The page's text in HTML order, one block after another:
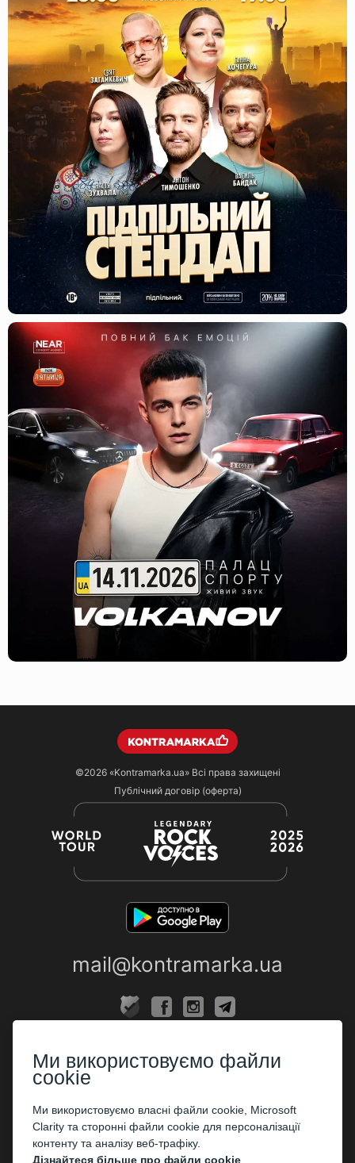
©2026 «Kontramarka.ua»Всі права захищені
Публічний договір (оферта)
mail@kontramarka.ua
Каси
ПАРТНЕРАМ
Організаторам
Корпоративним клієнтам
Ми використовуємо файли
cookie
Ми використовуємо власні файли cookie, Microsoft
Clarity та сторонні файли cookie для персоналізації
контенту та аналізу веб-трафіку.
Дізнайтеся більше про файли cookie